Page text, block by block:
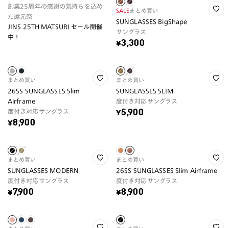
創業25周年の感謝の気持ちを込め
た還元祭
JINS 25TH MATSURI セール開催
中！
SALEまとめ買い
SUNGLASSES BigShape
サングラス
¥3,300
まとめ買い
26SS SUNGLASSES Slim
Airframe
度付き対応サングラス
¥8,900
まとめ買い
SUNGLASSES SLIM
度付き対応サングラス
¥5,900
まとめ買い
SUNGLASSES MODERN
度付き対応サングラス
¥7,900
まとめ買い
26SS SUNGLASSES Slim Airframe
度付き対応サングラス
¥8,900